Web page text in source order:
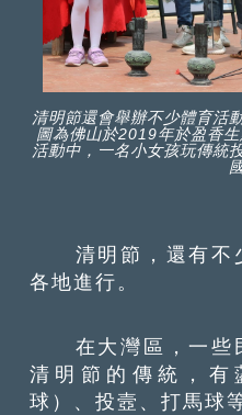
清明節還會舉辦不少體育活
圖為佛山於2019年於盈香
活動中，一名小女孩玩傳統
清明節，還有不
各地進行。
在大灣區，一些
清明節的傳統，有
球）、投壼、打馬球